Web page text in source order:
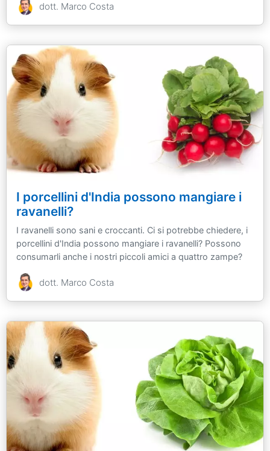
dott. Marco Costa
I porcellini d'India possono mangiare i
ravanelli?
I ravanelli sono sani e croccanti. Ci si potrebbe chiedere, i
porcellini d'India possono mangiare i ravanelli? Possono
consumarli anche i nostri piccoli amici a quattro zampe?
dott. Marco Costa